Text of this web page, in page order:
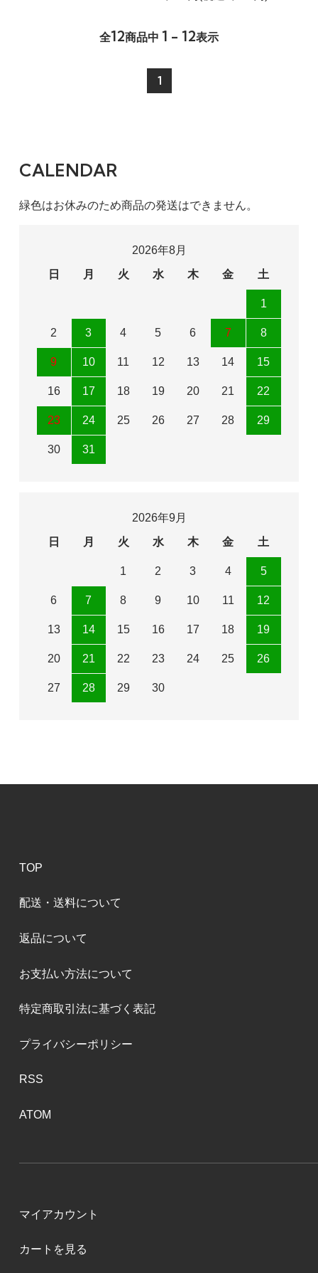
全12商品中 1 - 12表示
1
CALENDAR
緑色はお休みのため商品の発送はできません。
2026年8月
日
月 火 水 木 金 土
1
2 3 4 5 6 7 8
9 10 11 12 13 14 15
16 17 18 19 20 21 22
23 24 25 26 27 28 29
30 31
2026年9月
日
月 火 水 木 金 土
1 2 3 4 5
6 7 8 9 10 11 12
13 14 15 16 17 18 19
20 21 22 23 24 25 26
27 28 29 30
TOP
配送・送料について
返品について
お支払い方法について
特定商取引法に基づく表記
プライバシーポリシー
RSS
ATOM
マイアカウント
カートを見る